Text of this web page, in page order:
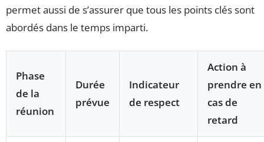
permet aussi de s’assurer que tous les points clés sont
abordés dans le temps imparti.
Phase
de la
réunion
Durée
prévue
Indicateur
de respect
Action à
prendre en
cas de
retard